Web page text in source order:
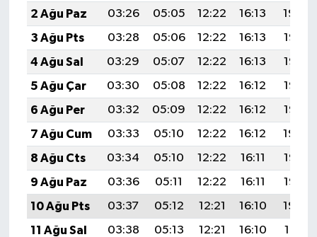
2 Ağu Paz
03:26 05:05 12:22 16:13
19:29
3 Ağu Pts
03:28 05:06 12:22 16:13
19:28
4 Ağu Sal
03:29 05:07 12:22 16:13
19:27
5 Ağu Çar
03:30 05:08 12:22 16:12
19:26
6 Ağu Per
03:32 05:09 12:22 16:12
19:25
7 Ağu Cum
03:33 05:10 12:22 16:12
19:24
8 Ağu Cts
03:34 05:10 12:22 16:11
19:23
9 Ağu Paz
03:36 05:11 12:22 16:11
19:22
10 Ağu Pts
03:37 05:12 12:21 16:10
19:20
11 Ağu Sal
03:38 05:13 12:21 16:10
19:19